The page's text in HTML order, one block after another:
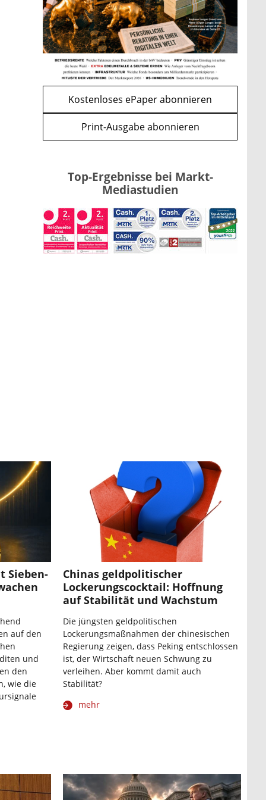
WEITERE ARTIKEL
zurückweiter
Kind möglich
mehr
Kostenloses ePaper abonnieren
Print-Ausgabe abonnieren
Top-Ergebnisse bei Markt-
Mediastudien
Sieben-
auf den
und
den
wie die
Chinas geldpolitischer
Lockerungscocktail: Hoffnung
auf Stabilität und Wachstum
Die jüngsten geldpolitischen
Lockerungsmaßnahmen der chinesischen
Regierung zeigen, dass Peking entschlossen
ist, der Wirtschaft neuen Schwung zu
verleihen. Aber kommt damit auch
Stabilität?
mehr